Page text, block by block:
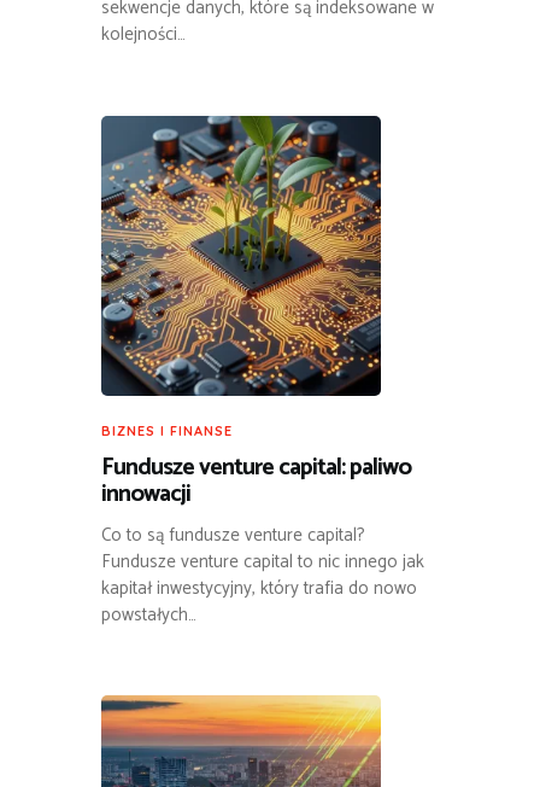
sekwencje danych, które są indeksowane w
kolejności…
BIZNES I FINANSE
Fundusze venture capital: paliwo
innowacji
Co to są fundusze venture capital?
Fundusze venture capital to nic innego jak
kapitał inwestycyjny, który trafia do nowo
powstałych…